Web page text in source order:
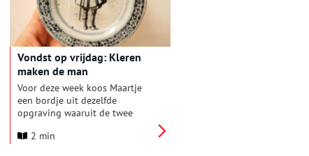
vondsten en opvallende
bevindingen van onderzoekers
brengen stap voor stap de
geheimen van het gezonken
schip naar boven.
Vondst op vrijdag: Kleren
maken de man
Voor deze week koos Maartje
een bordje uit dezelfde
opgraving waaruit de twee
op de achterkant van de lente-
2 min